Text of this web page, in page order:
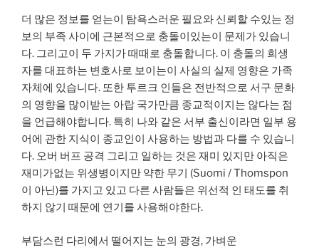
더 많은 정보를 얻는이 탐욕스러운 필요와 신뢰할 수있는 정
보의 부족 사이에 근본적으로 충돌이있는이 문제가 있습니
다. 그리고이 두 가지가 때때로 충돌합니다. 이 충돌의 희생
자를 대표하는 변호사로 보이는이 사실의 실제 영향은 가족
자체에 있습니다. 또한 투르크 인들은 전반적으로 서구 문화
의 영향을 많이받는 아랍 국가만큼 종교적이지는 않다는 점
을 언급해야합니다. 특히 나와 같은 서부 출신이라면 일부 용
어에 관한 지식이 종교인이 사용하는 방법과 다를 수 있습니
다. 오버 버프 공격 그리고 일하는 것은 재미 있지만 아직은
재미가없는 위생병이지만 약한 무기 (Suomi / Thomspon
이 아닌)를 가지고 있고 다른 사람들은 위선적 인 태도를 취
하지 않기 때문에 연기를 사용해야한다.
부담스런 다리에서 떨어지는 눈의 광경, 가벼운